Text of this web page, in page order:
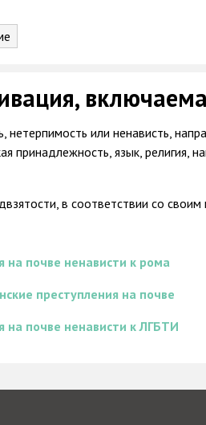
или ненависть,
язык, религия,
в соответствии со
на почве ненависти к рома
преступления на почве
на почве ненависти к ЛГБТИ